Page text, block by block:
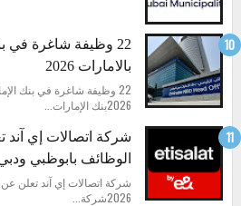
22 وظيفة شاغرة في
بالامارات 2026
22 وظيفة شاغرة في بنك
2026بنك الإمارات...
شركة اتصالات إي
الوظائف بابوظبي ودبي
شركة اتصالات إي آند تعلن
2026شركة...